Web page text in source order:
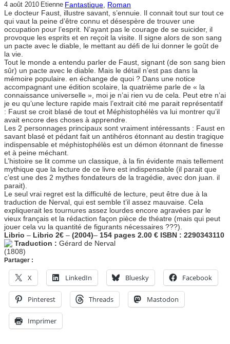
4 août 2010 Etienne Fantastique, Roman
Le docteur Faust, illustre savant, s’ennuie. Il connait tout sur tout ce
qui vaut la peine d’être connu et désespère de trouver une
occupation pour l’esprit. N’ayant pas le courage de se suicider, il
provoque les esprits et en reçoit la visite. Il signe alors de son sang
un pacte avec le diable, le mettant au défi de lui donner le goût de
la vie.
Tout le monde a entendu parler de Faust, signant (de son sang bien
sûr) un pacte avec le diable. Mais le détail n’est pas dans la
mémoire populaire. en échange de quoi ? Dans une notice
accompagnant une édition scolaire, la quatrième parle de « la
connaissance universelle », moi je n’ai rien vu de cela. Peut etre n’ai
je eu qu’une lecture rapide mais l’extrait cité me parait représentatif
: Faust se croit blasé de tout et Méphistophélès va lui montrer qu’il
avait encore des choses à apprendre.
Les 2 personnages principaux sont vraiment intéressants : Faust en
savant blasé et pédant fait un antihéros étonnant au destin tragique
indispensable et méphistophélès est un démon étonnant de finesse
et à peine méchant.
L’histoire se lit comme un classique, à la fin évidente mais tellement
mythique que la lecture de ce livre est indispensable (il parait que
c’est une des 2 mythes fondateurs de la tragédie, avec don juan. il
parait).
Le seul vrai regret est la difficulté de lecture, peut être due à la
traduction de Nerval, qui est semble t’il assez mauvaise. Cela
expliquerait les tournures assez lourdes encore agravées par le
vieux français et la rédaction façon pièce de théatre (mais qui peut
jouer cela vu la quantité de figurants nécessaires ???).
Librio – Librio 2€ – (2004)– 154 pages 2.00 € ISBN : 2290343110
Traduction : Gérard de Nerval
(1808)
Partager :
X LinkedIn Bluesky Facebook
Pinterest Threads Mastodon
Imprimer